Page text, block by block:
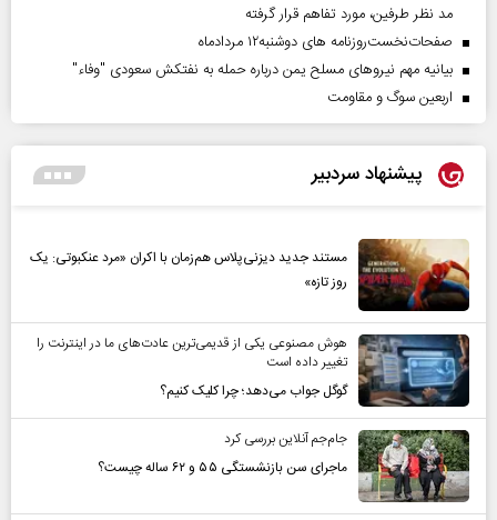
مد نظر طرفین، مورد تفاهم قرار گرفته
صفحات‌نخست‌روزنامه ها‌ی دوشنبه‌۱۲ مردادماه
بیانیه مهم نیروهای مسلح یمن درباره حمله به نفتکش سعودی "وفاء"
اربعین سوگ و مقاومت
پیشنهاد سردبیر
مستند جدید دیزنی‌پلاس هم‌زمان با اکران «مرد عنکبوتی: یک
روز تازه»
هوش مصنوعی یکی از قدیمی‌ترین عادت‌های ما در اینترنت را
تغییر داده است
گوگل جواب می‌دهد؛ چرا کلیک کنیم؟
جام‌جم آنلاین بررسی کرد
ماجرای سن بازنشستگی ۵۵ و ۶۲ ساله چیست؟